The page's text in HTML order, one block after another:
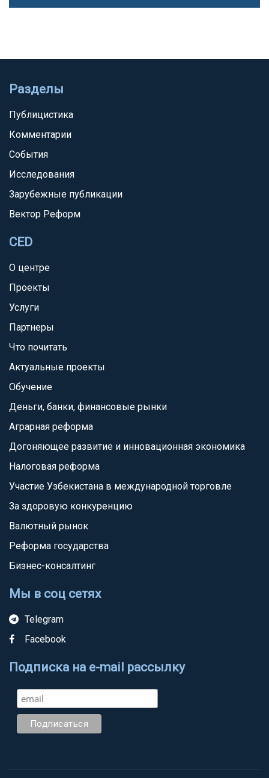
Разделы
Публицистика
Комментарии
События
Исследования
Зарубежные публикации
Вектор Реформ
CED
О центре
Проекты
Услуги
Партнеры
Что почитать
Актуальные проекты
Обучение
Деньги, банки, финансовые рынки
Аграрная реформа
Догоняющее развитие и инновационная экономика
Налоговая реформа
Участие Узбекистана в международной торговле
За здоровую конкуренцию
Валютный рынок
Реформа государства
Бизнес-консалтинг
Мы в соц сетях
Telegram
Facebook
Подписка на e-mail рассылку